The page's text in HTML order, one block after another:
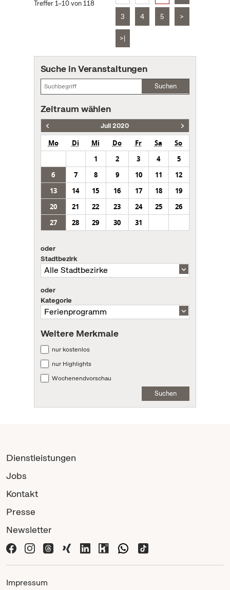
Treffer 1–10 von 118
3 4 5 >
>|
Suche in Veranstaltungen
Suchen
Zeitraum wählen
Juli 2020
Mo Di Mi Do Fr Sa
So
1
2 3 4
5
6
7 8 9 10 11
12
13
14 15 16 17 18
19
20
21 22 23 24 25
26
27
28 29 30 31
oder
Stadtbezirk
oder
Kategorie
Weitere Merkmale
nur kostenlos
nur Highlights
Wochenendvorschau
Suchen
Dienstleistungen
Jobs
Kontakt
Presse
Newsletter
Impressum